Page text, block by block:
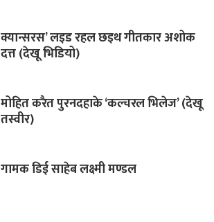
क्यान्सरस’ लइड रहल छइथ गीतकार अशोक
दत्त (देखू भिडियो)
मोहित करैत पुरनदहाके ‘कल्चरल भिलेज’ (देखू
तस्वीर)
गामक डिई साहेब लक्ष्मी मण्डल